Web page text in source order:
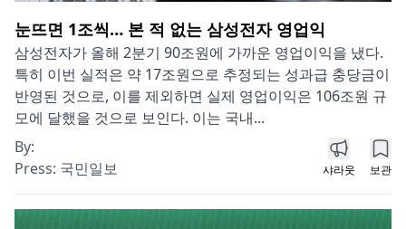
눈뜨면 1조씩… 본 적 없는 삼성전자 영업익
삼성전자가 올해 2분기 90조원에 가까운 영업이익을 냈다.
특히 이번 실적은 약 17조원으로 추정되는 성과급 충당금이
반영된 것으로, 이를 제외하면 실제 영업이익은 106조원 규
모에 달했을 것으로 보인다. 이는 국내...
By:
Press: 국민일보 샤라웃 보관